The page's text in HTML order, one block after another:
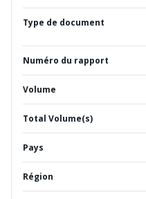
Type de document
Numéro du rapport
Volume
Total Volume(s)
Pays
Région